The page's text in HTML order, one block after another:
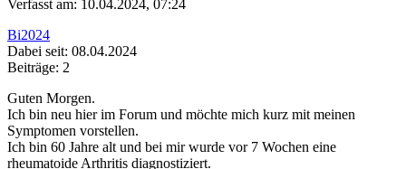
Verfasst am: 10.04.2024, 07:24
Bi2024
Dabei seit: 08.04.2024
Beiträge: 2
Guten Morgen.
Ich bin neu hier im Forum und möchte mich kurz mit meinen
Symptomen vorstellen.
Ich bin 60 Jahre alt und bei mir wurde vor 7 Wochen eine
rheumatoide Arthritis diagnostiziert.